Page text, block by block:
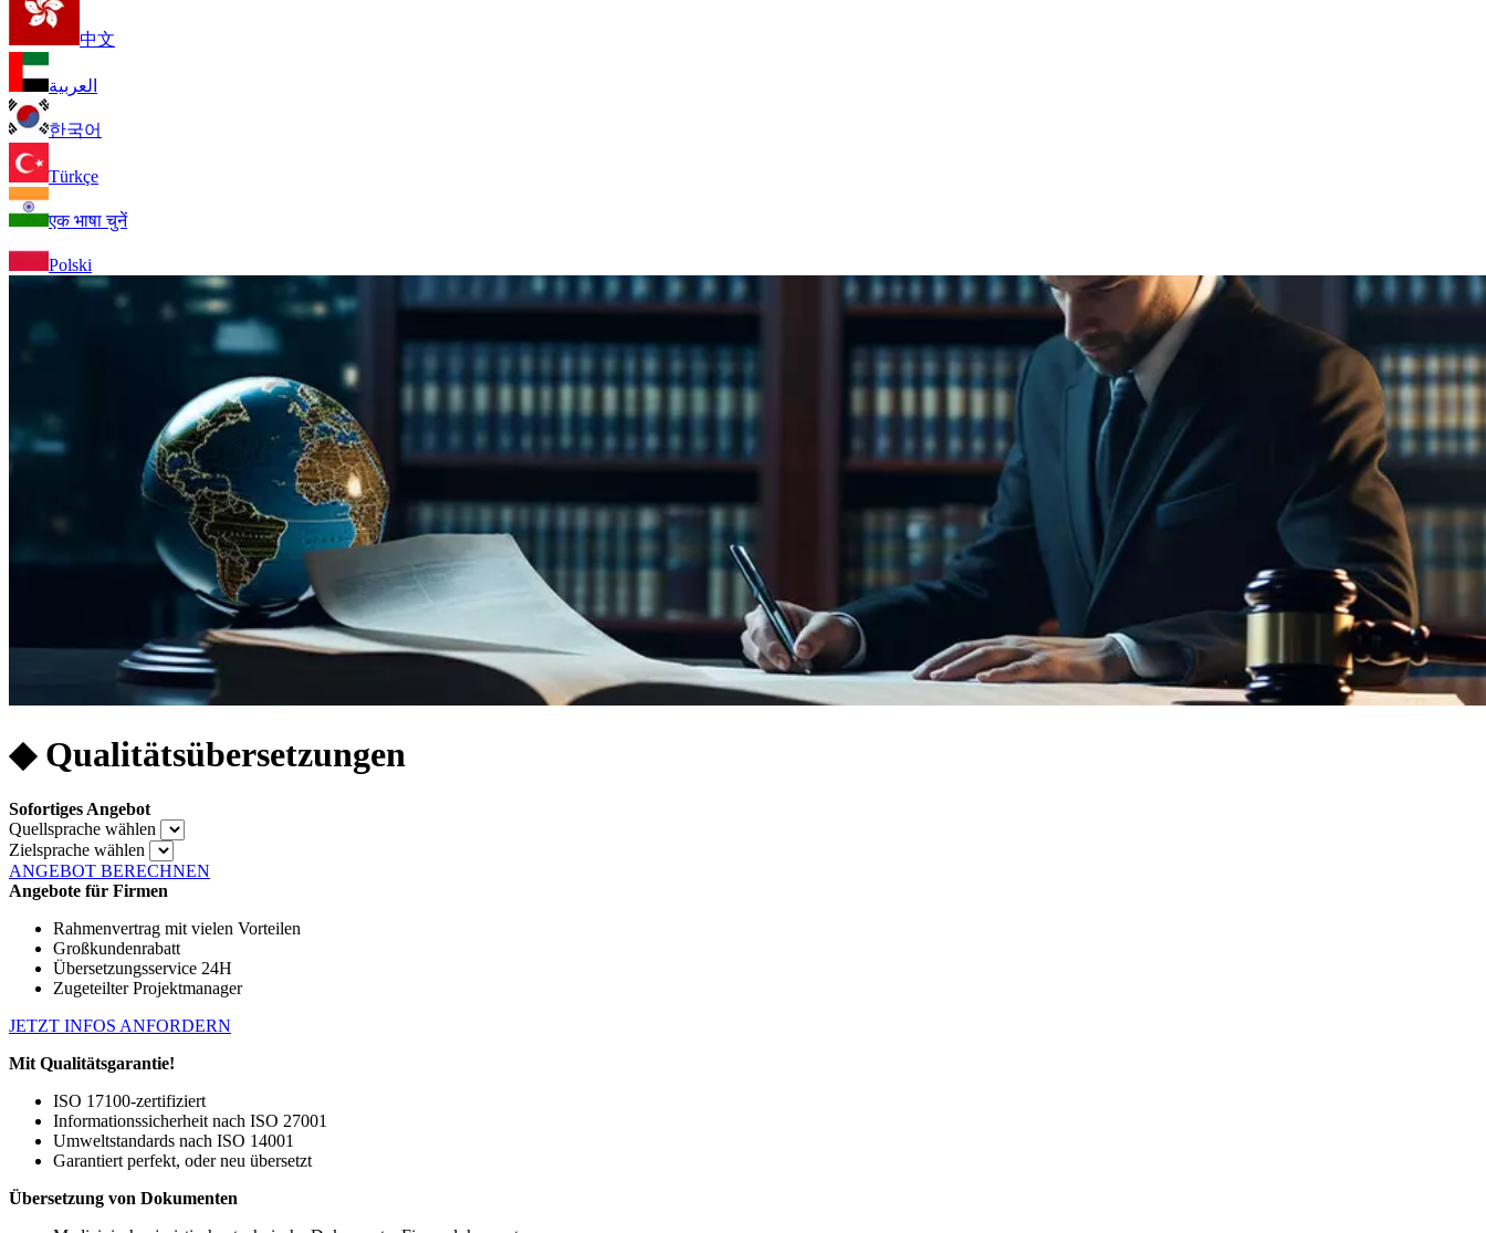
中文
العربية
한국어
Türkçe
एक भाषा चुनें
Polski
◆ Qualitätsübersetzungen
Sofortiges Angebot
Quellsprache wählen
Zielsprache wählen
ANGEBOT BERECHNEN
Angebote für Firmen
Rahmenvertrag mit vielen Vorteilen
Großkundenrabatt
Übersetzungsservice 24H
Zugeteilter Projektmanager
JETZT INFOS ANFORDERN
Mit Qualitätsgarantie!
ISO 17100-zertifiziert
Informationssicherheit nach ISO 27001
Umweltstandards nach ISO 14001
Garantiert perfekt, oder neu übersetzt
Übersetzung von Dokumenten